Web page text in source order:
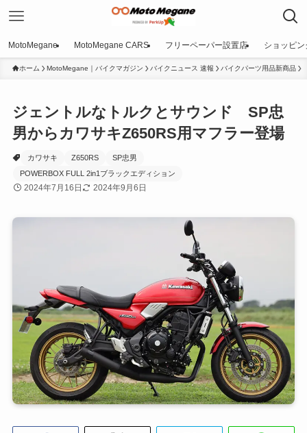
MotoMegane MotoMegane CARS フリーペーパー設置店 ショッピン
ホーム MotoMegane｜バイクマガジン バイクニュース 速報 バイクパーツ用品新商品
ジェントルなトルクとサウンド SP忠
男からカワサキZ650RS用マフラー登場
カワサキ Z650RS
SP忠男
POWERBOX FULL 2in1ブラックエディション
2024年7月16日 2024年9月6日